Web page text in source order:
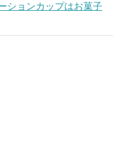
ションカップはお菓子